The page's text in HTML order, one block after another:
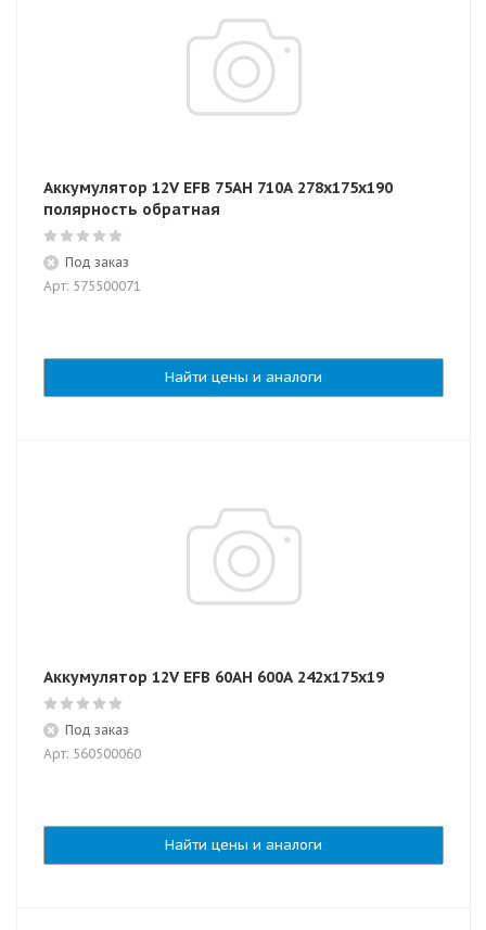
Аккумулятор 12V EFB 75AH 710А 278x175x190
полярность обратная
Под заказ
Арт: 575500071
Найти цены и аналоги
Аккумулятор 12V EFB 60AH 600А 242x175x19
Под заказ
Арт: 560500060
Найти цены и аналоги